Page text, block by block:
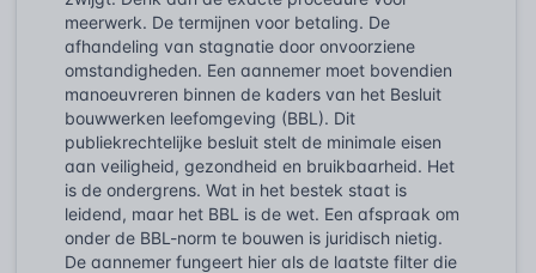
meerwerk. De termijnen voor betaling. De
afhandeling van stagnatie door onvoorziene
omstandigheden. Een aannemer moet bovendien
manoeuvreren binnen de kaders van het Besluit
bouwwerken leefomgeving (BBL). Dit
publiekrechtelijke besluit stelt de minimale eisen
aan veiligheid, gezondheid en bruikbaarheid. Het
is de ondergrens. Wat in het bestek staat is
leidend, maar het BBL is de wet. Een afspraak om
onder de BBL-norm te bouwen is juridisch nietig.
De aannemer fungeert hier als de laatste filter die